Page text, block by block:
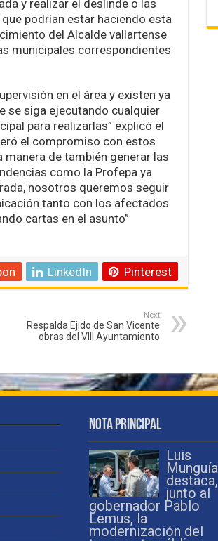
y realizar el deslinde o las
podrían estar haciendo esta
del Alcalde vallartense
municipales correspondientes
en el área y existen ya
se siga ejecutando cualquier
para realizarlas” explicó el
el compromiso con estos
de también generar las
como la Profepa ya
nosotros queremos seguir
tanto con los afectados
cartas en el asunto”
LinkedIn Pinterest
Next
Respalda Ejido de San Vicente
obras del VIII Ayuntamiento
Nota Principal
Luis
Munguía
destaca,
junto al
gobernador Pablo
Lemus, la
modernización del